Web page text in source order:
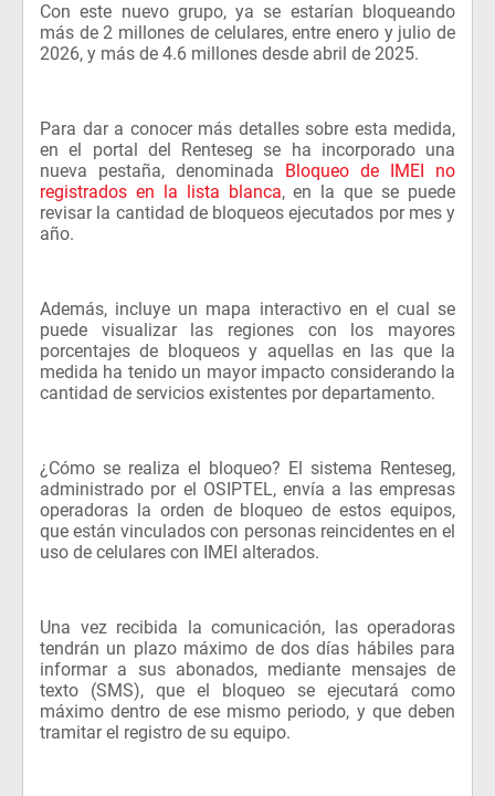
Con este nuevo grupo, ya se estarían bloqueando
más de 2 millones de celulares, entre enero y julio de
2026, y más de 4.6 millones desde abril de 2025.
Para dar a conocer más detalles sobre esta medida,
en el portal del Renteseg se ha incorporado una
nueva pestaña, denominada Bloqueo de IMEI no
registrados en la lista blanca, en la que se puede
revisar la cantidad de bloqueos ejecutados por mes y
año.
Además, incluye un mapa interactivo en el cual se
puede visualizar las regiones con los mayores
porcentajes de bloqueos y aquellas en las que la
medida ha tenido un mayor impacto considerando la
cantidad de servicios existentes por departamento.
¿Cómo se realiza el bloqueo? El sistema Renteseg,
administrado por el OSIPTEL, envía a las empresas
operadoras la orden de bloqueo de estos equipos,
que están vinculados con personas reincidentes en el
uso de celulares con IMEI alterados.
Una vez recibida la comunicación, las operadoras
tendrán un plazo máximo de dos días hábiles para
informar a sus abonados, mediante mensajes de
texto (SMS), que el bloqueo se ejecutará como
máximo dentro de ese mismo periodo, y que deben
tramitar el registro de su equipo.